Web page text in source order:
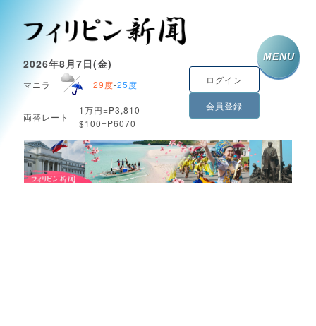
2026年8月7日(金)
マニラ 29度-25度
両替レート
1万円=P3,810
$100=P6070
ログイン
会員登録
MENU